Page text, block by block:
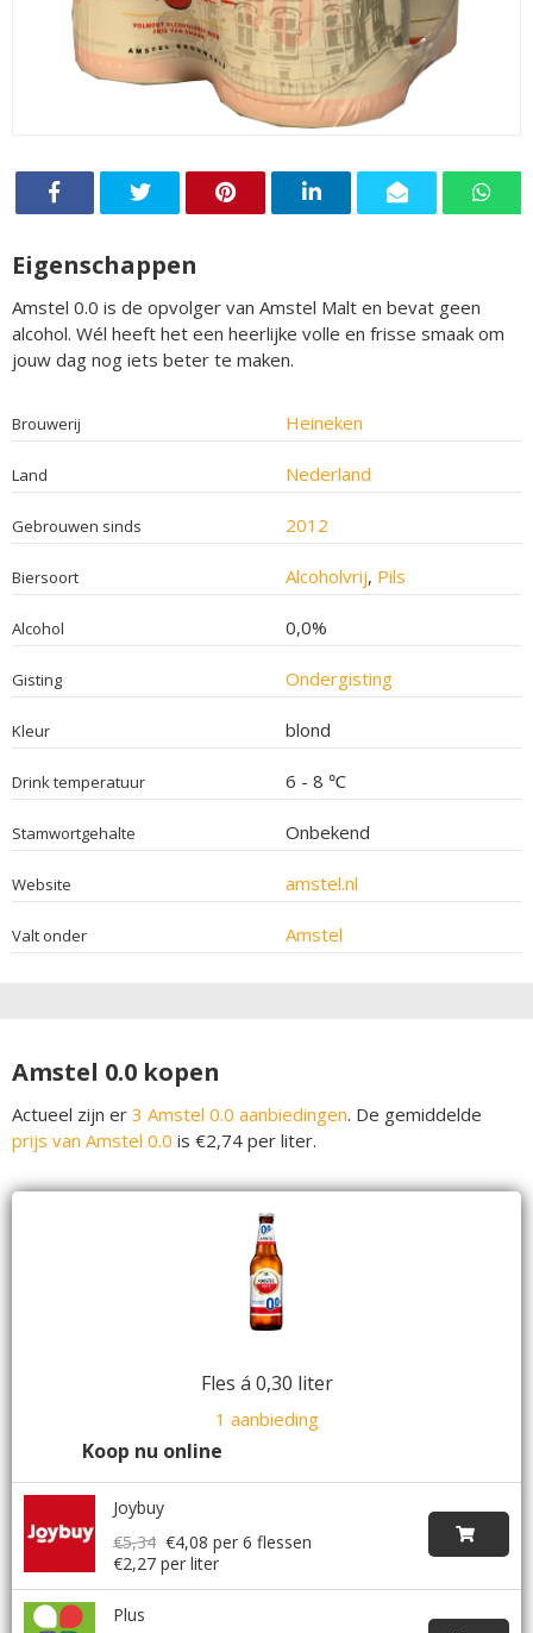
Eigenschappen
Amstel 0.0 is de opvolger van Amstel Malt en bevat geen
alcohol. Wél heeft het een heerlijke volle en frisse smaak om
jouw dag nog iets beter te maken.
Brouwerij Heineken
Land Nederland
Gebrouwen sinds 2012
Biersoort Alcoholvrij, Pils
Alcohol 0,0%
Gisting Ondergisting
Kleur blond
Drink temperatuur 6 - 8 ℃
Stamwortgehalte Onbekend
Website amstel.nl
Valt onder Amstel
Amstel 0.0 kopen
Actueel zijn er 3 Amstel 0.0 aanbiedingen. De gemiddelde
prijs van Amstel 0.0 is €2,74 per liter.
Fles á 0,30 liter
1 aanbieding
Koop nu online
Joybuy
€5,34 €4,08 per 6 flessen
€2,27 per liter
Plus